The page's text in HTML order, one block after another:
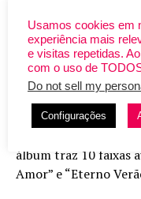
grandes revelações
recebeu excelentes
vários prêmios e
lançado no início de
dos anos 80, pop,
listas de “melhores
álbum traz 10 faixas
Amor” e “Eterno
Usamos cookies em
experiência mais
e visitas repetidas.
com o uso de
Do not sell my
Configurações